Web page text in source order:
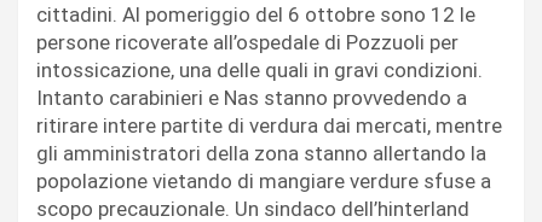
cittadini. Al pomeriggio del 6 ottobre sono 12 le
persone ricoverate all’ospedale di Pozzuoli per
intossicazione, una delle quali in gravi condizioni.
Intanto carabinieri e Nas stanno provvedendo a
ritirare intere partite di verdura dai mercati, mentre
gli amministratori della zona stanno allertando la
popolazione vietando di mangiare verdure sfuse a
scopo precauzionale. Un sindaco dell’hinterland